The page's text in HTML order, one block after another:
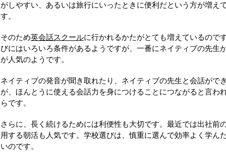
がしやすい、あるいは旅行にいったときに便利だという方が増え
す。
そのため英会話スクールに行かれるかたがとても増えているので
びにはいろいろ条件があるようですが、一番にネイティブの先生
が人気のようです。
ネイティブの発音が聞き取れたり、ネイティブの先生と会話がで
が、ほんとうに使える会話力を身につけることにつながると言わ
らです。
さらに、長く続けるためには利便性も大切です。最近では出社前
用する朝活も人気です。学校選びは、慎重に選んで効率よく学ん
いのです。